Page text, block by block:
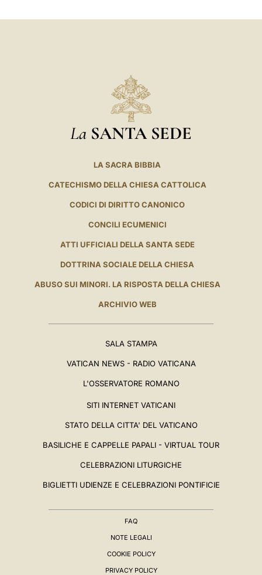
La SANTA SEDE
LA SACRA BIBBIA
CATECHISMO DELLA CHIESA CATTOLICA
CODICI DI DIRITTO CANONICO
CONCILI ECUMENICI
ATTI UFFICIALI DELLA SANTA SEDE
DOTTRINA SOCIALE DELLA CHIESA
ABUSO SUI MINORI. LA RISPOSTA DELLA CHIESA
ARCHIVIO WEB
SALA STAMPA
VATICAN NEWS - RADIO VATICANA
L'OSSERVATORE ROMANO
SITI INTERNET VATICANI
STATO DELLA CITTA' DEL VATICANO
BASILICHE E CAPPELLE PAPALI - VIRTUAL TOUR
CELEBRAZIONI LITURGICHE
BIGLIETTI UDIENZE E CELEBRAZIONI PONTIFICIE
FAQ
NOTE LEGALI
COOKIE POLICY
PRIVACY POLICY